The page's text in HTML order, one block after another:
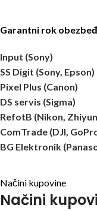
Garantni rok
Input (Sony)
SS Digit (Sony, Epson)
Pixel Plus (Canon)
DS servis (Sigma)
RefotB (Nikon,
ComTrade (DJI,
BG Elektronik
Načini kupovine
Načini